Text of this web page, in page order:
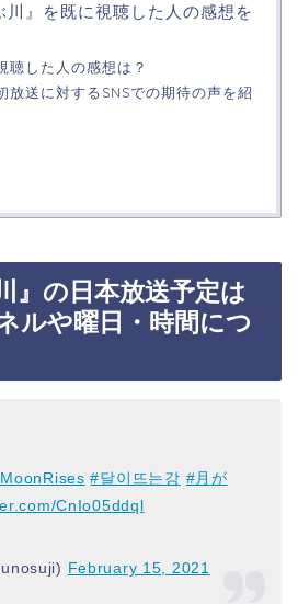
川』を既に視聴した人の感想を
聴した人の感想は？
放送に対するSNSでの期待の声を紹
』の日本放送予定は
ルや曜日・時間につ
#달이뜨는강 #月が
CnIo05ddql
February 15, 2021